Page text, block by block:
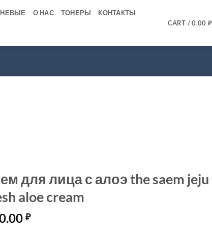
О НАС ТОНЕРЫ КОНТАКТЫ
CART /0.00 ₽
для лица с алоэ the saem jeju
aloe cream
₽